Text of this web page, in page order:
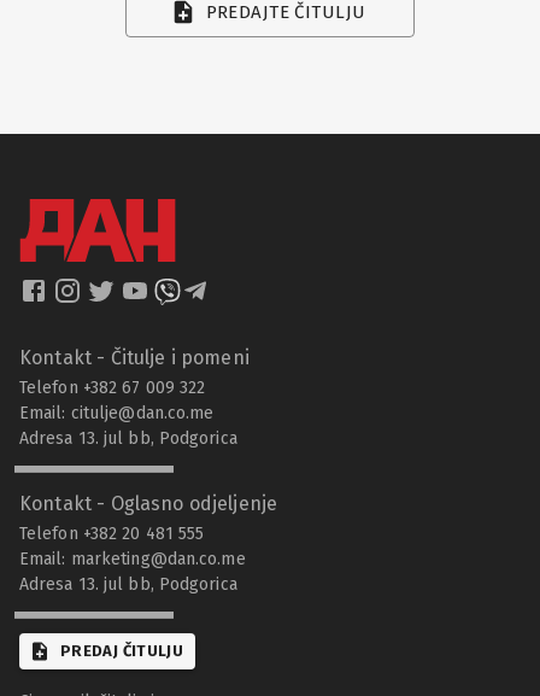
PREDAJTE ČITULJU
Kontakt - Čitulje i pomeni
Telefon +382 67 009 322
Email: citulje@dan.co.me
Adresa 13. jul bb, Podgorica
Kontakt - Oglasno odjeljenje
Telefon +382 20 481 555
Email: marketing@dan.co.me
Adresa 13. jul bb, Podgorica
PREDAJ ČITULJU